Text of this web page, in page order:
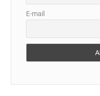
E-mail